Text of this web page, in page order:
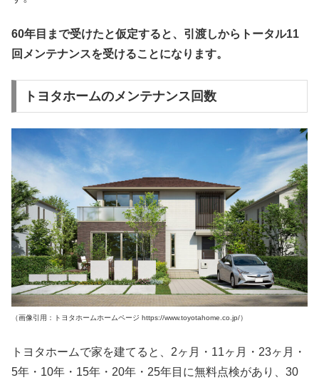
60年目まで受けたと仮定すると、引渡しからトータル11
回メンテナンスを受けることになります。
トヨタホームのメンテナンス回数
（画像引用：トヨタホームホームページ https://www.toyotahome.co.jp/）
トヨタホームで家を建てると、2ヶ月・11ヶ月・23ヶ月・
5年・10年・15年・20年・25年目に無料点検があり、30